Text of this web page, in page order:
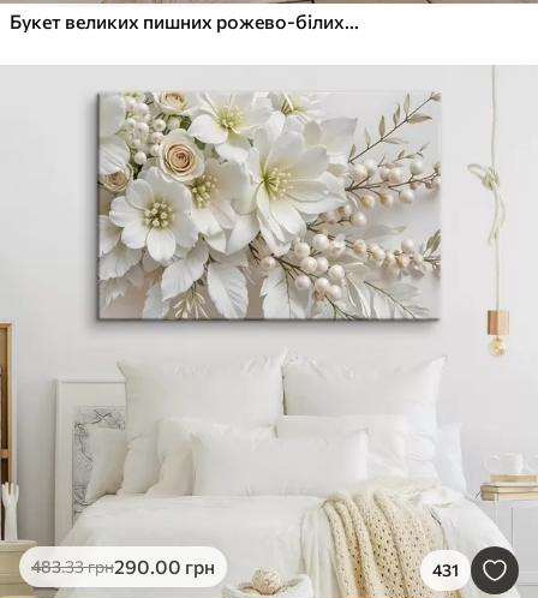
Букет великих пишних рожево-білих квітів півонії із зеленим листям на м’якому розмитому фоні
483.33грн290.00 грн 431